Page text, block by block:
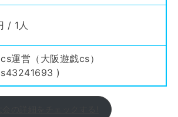
/ 1人
運営（大阪遊戯cs）
)